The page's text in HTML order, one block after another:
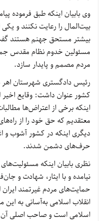
وی بابیان اینکه طبق فرموده
بیت‌المال را رعایت نکنند و
بیشتر مستحق جهنم هستند
مسئولین خدوم نظام مقدس
مردم مصمم و پایدار سازد.
رئیس دادگستری شهرستان اهر با
کشور عنوان داشت: وقایع اخیر
اینکه برخی از اعتراض‌ها
معتقدیم که حق خود را از
دیگری اینکه در کشور آشوب و
حرف‌های دشمن شدند.
نظری بابیان اینکه
نیامده و با ایثار، شهادت و
حمایت‌های مردم غیرتمند
انقلاب اسلامی به‌آسانی به
اسلامی است و صاحب اصلی آن